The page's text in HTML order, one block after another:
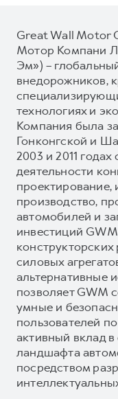
Great Wall Motor
Мотор Компани
Эм») –
внедорожников,
технологиях и
Компания была
Гонконгской и
2003 и 2011
деятельности
проектирование,
производство,
автомобилей и
инвестиций
силовых
альтернативные
позволяет GWM
умные и
пользователей
активный вклад в
ландшафта
посредством